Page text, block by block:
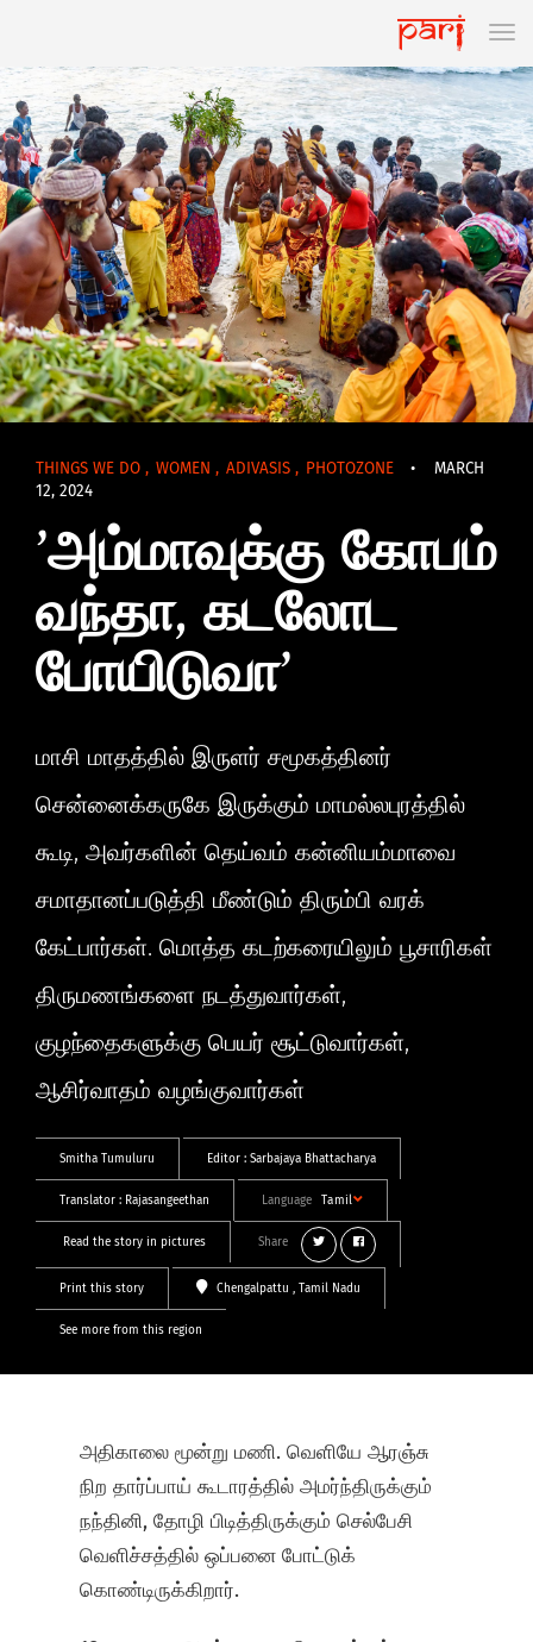
THINGS WE DO , WOMEN , ADIVASIS , PHOTOZONE •
MARCH
12, 2024
’அம்மாவுக்கு கோபம்
வந்தா, கடலோட
போயிடுவா’
மாசி மாதத்தில் இருளர் சமூகத்தினர்
சென்னைக்கருகே இருக்கும் மாமல்லபுரத்தில்
கூடி, அவர்களின் தெய்வம் கன்னியம்மாவை
சமாதானப்படுத்தி மீண்டும் திரும்பி வரக்
கேட்பார்கள். மொத்த கடற்கரையிலும் பூசாரிகள்
திருமணங்களை நடத்துவார்கள்,
குழந்தைகளுக்கு பெயர் சூட்டுவார்கள்,
ஆசிர்வாதம் வழங்குவார்கள்
Smitha Tumuluru Editor : Sarbajaya Bhattacharya
Translator : Rajasangeethan Language Tamil
Read the story in pictures Share
Print this story Chengalpattu , Tamil Nadu
See more from this region
அதிகாலை மூன்று மணி. வெளியே ஆரஞ்சு
நிற தார்ப்பாய் கூடாரத்தில் அமர்ந்திருக்கும்
நந்தினி, தோழி பிடித்திருக்கும் செல்பேசி
வெளிச்சத்தில் ஒப்பனை போட்டுக்
கொண்டிருக்கிறார்.